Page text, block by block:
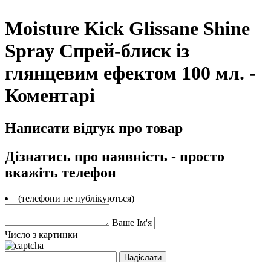
Moisture Kick Glissane Shine
Spray Спрей-блиск із
глянцевим ефектом 100 мл. -
Коментарі
Написати відгук про товар
Дізнатись про наявність - просто
вкажіть телефон
(телефони не публікуються)
Ваше Ім'я
Число з картинки